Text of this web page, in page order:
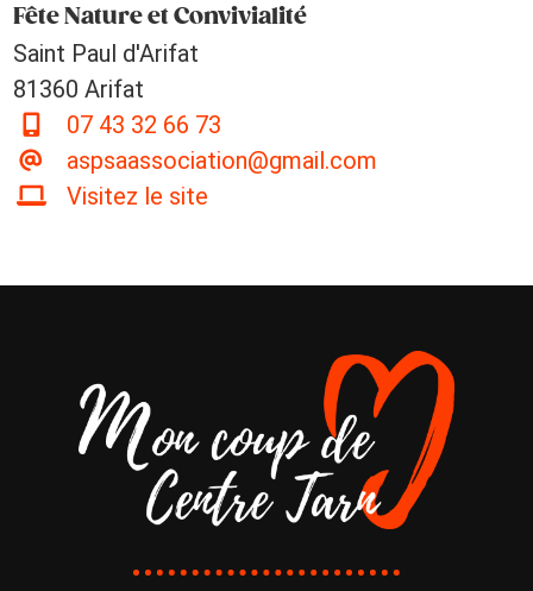
Fête Nature et Convivialité
Saint Paul d'Arifat
81360 Arifat
07 43 32 66 73
aspsaassociation@gmail.com
Visitez le site